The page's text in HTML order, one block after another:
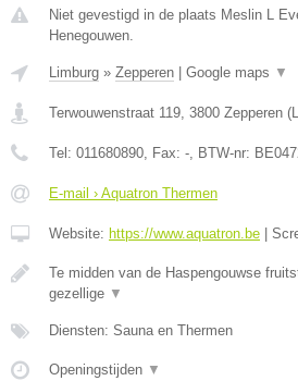
Niet gevestigd in de plaats Meslin L
Henegouwen.
Limburg » Zepperen Google maps ▼
Terwouwenstraat 119, 3800 Zepperen (
Tel: 011680890, Fax: -, BTW-nr:
E-mail › Aquatron Thermen
Website: https://www.aquatron.be
Te midden van de Haspengouwse
gezellige ▼
Diensten: Sauna en Thermen
Openingstijden ▼